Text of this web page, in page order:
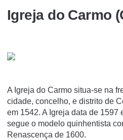
Igreja do Carmo
A Igreja do Carmo situa-se na
cidade, concelho, e distrito de
em 1542. A Igreja data de 1597
segue o modelo quinhentista
Renascença de 1600.